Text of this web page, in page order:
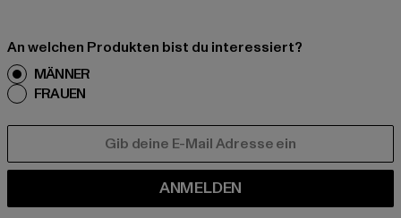
An welchen Produkten bist du interessiert?
MÄNNER
FRAUEN
ANMELDEN